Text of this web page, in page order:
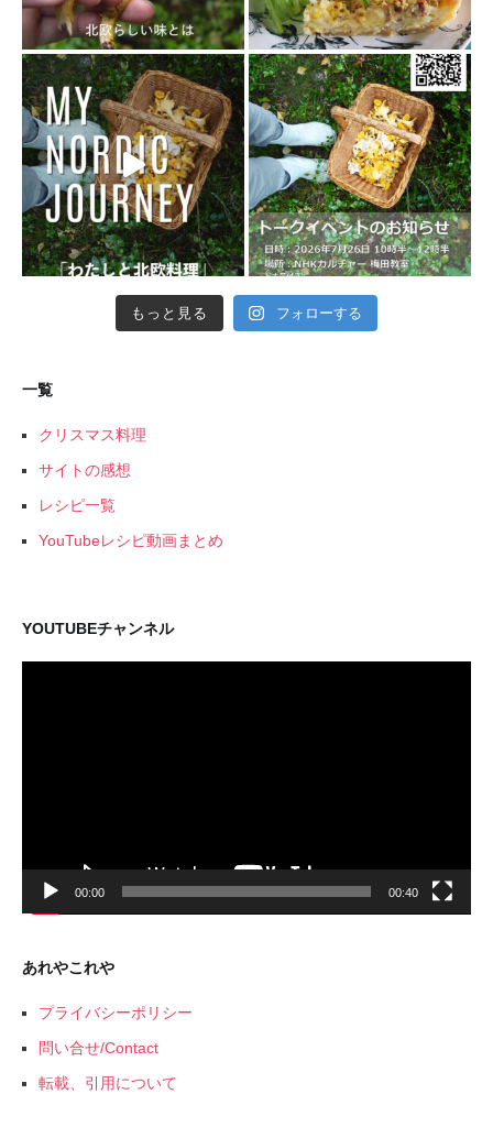
もっと見る フォローする
一覧
クリスマス料理
サイトの感想
レシピ一覧
YouTubeレシピ動画まとめ
YOUTUBEチャンネル
00:00 00:40
あれやこれや
プライバシーポリシー
問い合せ/Contact
転載、引用について